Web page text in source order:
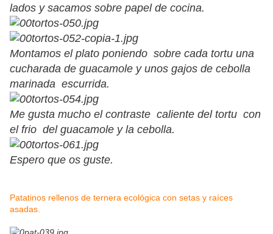
lados y sacamos sobre papel de cocina.
Montamos el plato poniendo sobre cada tortu una
cucharada de guacamole y unos gajos de cebolla
marinada escurrida.
Me gusta mucho el contraste caliente del tortu con
el frio del guacamole y la cebolla.
Espero que os guste.
Patatinos rellenos de ternera ecológica con setas y raíces
asadas.